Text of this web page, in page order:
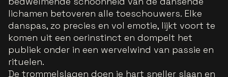
lichamen betoveren alle toeschouwers. Elke
danspas, zo precies en vol emotie, lijkt voort te
komen uit een oerinstinct en dompelt het
publiek onder in een wervelwind van passie en
rituelen.
De trommelslagen doen je hart sneller slaan en